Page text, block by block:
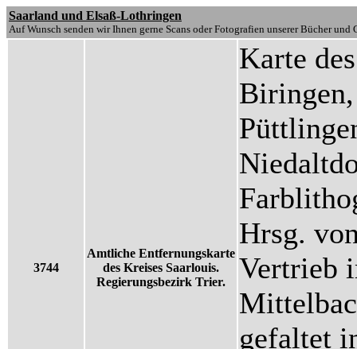
Saarland und Elsaß-Lothringen
Auf Wunsch senden wir Ihnen gerne Scans oder Fotografien unserer Bücher und
3744
Amtliche Entfernungskarte
des Kreises Saarlouis.
Regierungsbezirk Trier.
Karte
Hrsg.
Vertrieb
gefaltet